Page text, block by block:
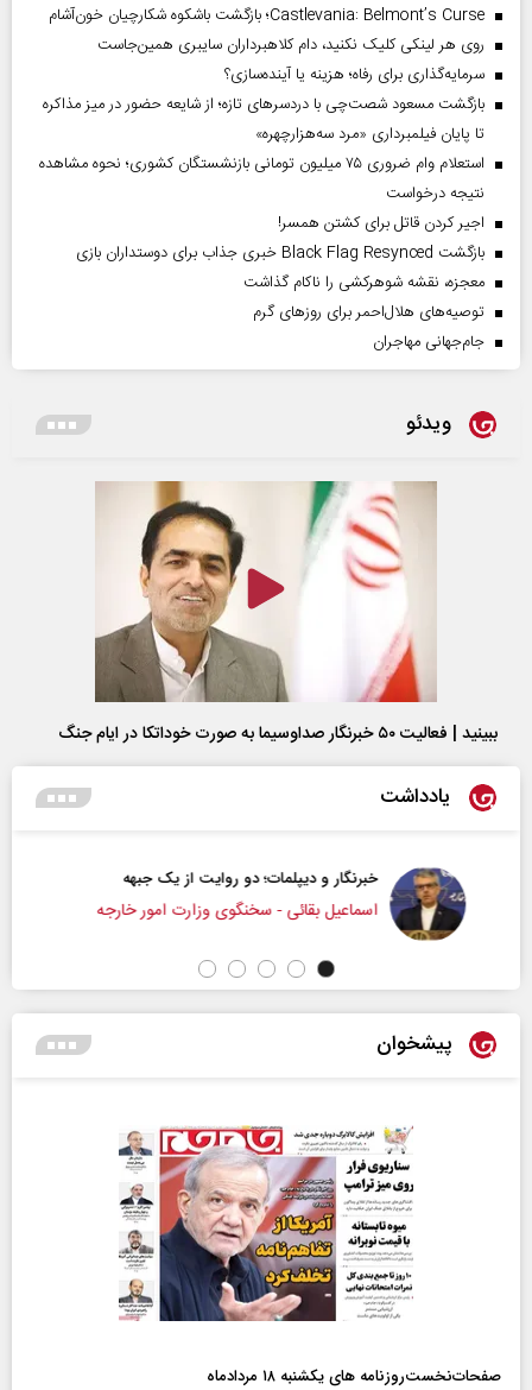
Castlevania: Belmont’s Curse؛ بازگشت باشکوه شکارچیان خون‌آشام
روی هر لینکی کلیک نکنید، دام کلاهبرداران سایبری همین‌جاست
سرمایه‌گذاری برای رفاه؛ هزینه یا آینده‌سازی؟
بازگشت مسعود شصت‌چی با دردسر‌های تازه؛ از شایعه حضور در میز مذاکره
تا پایان فیلمبرداری «مرد سه‌هزارچهره»
استعلام وام ضروری ۷۵ میلیون تومانی بازنشستگان کشوری؛ نحوه مشاهده
نتیجه درخواست
اجیر کردن قاتل برای کشتن همسر!
بازگشت Black Flag Resynced خبری جذاب برای دوستداران بازی
معجزه، نقشه شوهرکشی را ناکام گذاشت
توصیه‌های هلال‌احمر برای روز‌های گرم
جام‌جهانی مهاجران
ویدئو
ببینید | فعالیت ۵۰ خبرنگار صداوسیما به صورت خوداتکا در ایام جنگ
یادداشت
خبرنگار و دیپلمات؛ دو روایت از یک جبهه
اسماعیل بقائی - سخنگوی وزارت امور خارجه
پیشخوان
صفحات‌نخست‌روزنامه ها‌ی یکشنبه ۱۸ مردادماه